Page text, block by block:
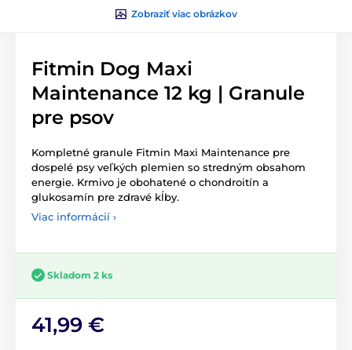
Zobraziť viac obrázkov
Fitmin Dog Maxi
Maintenance 12 kg | Granule
pre psov
Kompletné granule Fitmin Maxi Maintenance pre
dospelé psy veľkých plemien so stredným obsahom
energie. Krmivo je obohatené o chondroitín a
glukosamín pre zdravé kĺby.
Viac informácií ›
Skladom 2 ks
41,99 €